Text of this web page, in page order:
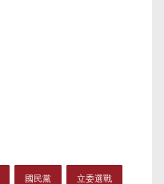
國民黨 立委選戰